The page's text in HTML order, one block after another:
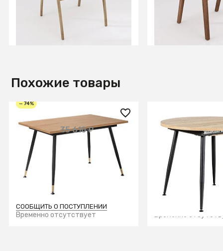
В КОРЗИНУ В
Похожие товары
— 74%
9 300 ₽
35 610 ₽
Стол Месси раздвиж. 120-
160 Дуб Корбридж
СООБЩИТЬ О ПОСТУПЛЕНИИ
Временно отсутствует
28 050 ₽
Стол Месси
D90+30
Бабочка
СООБЩИТЬ О
Временно